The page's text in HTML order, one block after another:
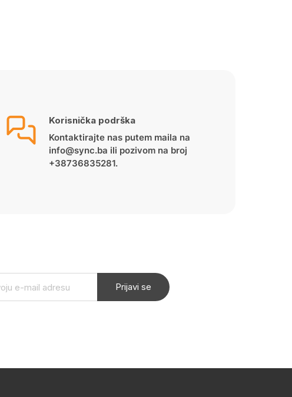
Korisnička podrška
Kontaktirajte nas putem maila na
info@sync.ba ili pozivom na broj
+38736835281.
Prijavi se